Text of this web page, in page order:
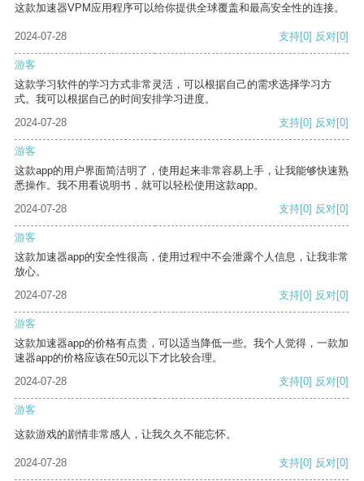
这款加速器VPM应用程序可以给你提供全球覆盖和最高安全性的连接。
2024-07-28 支持[0] 反对[0]
游客
这款学习软件的学习方式非常灵活，可以根据自己的需求选择学习方
式。我可以根据自己的时间安排学习进度。
2024-07-28
支持[0] 反对[0]
游客
这款app的用户界面简洁明了，使用起来非常容易上手，让我能够快速熟
悉操作。我不用看说明书，就可以轻松使用这款app。
2024-07-28
支持[0] 反对[0]
游客
这款加速器app的安全性很高，使用过程中不会泄露个人信息，让我非常
放心。
2024-07-28
支持[0] 反对[0]
游客
这款加速器app的价格有点贵，可以适当降低一些。我个人觉得，一款加
速器app的价格应该在50元以下才比较合理。
2024-07-28
支持[0] 反对[0]
游客
这款游戏的剧情非常感人，让我久久不能忘怀。
2024-07-28 支持[0] 反对[0]